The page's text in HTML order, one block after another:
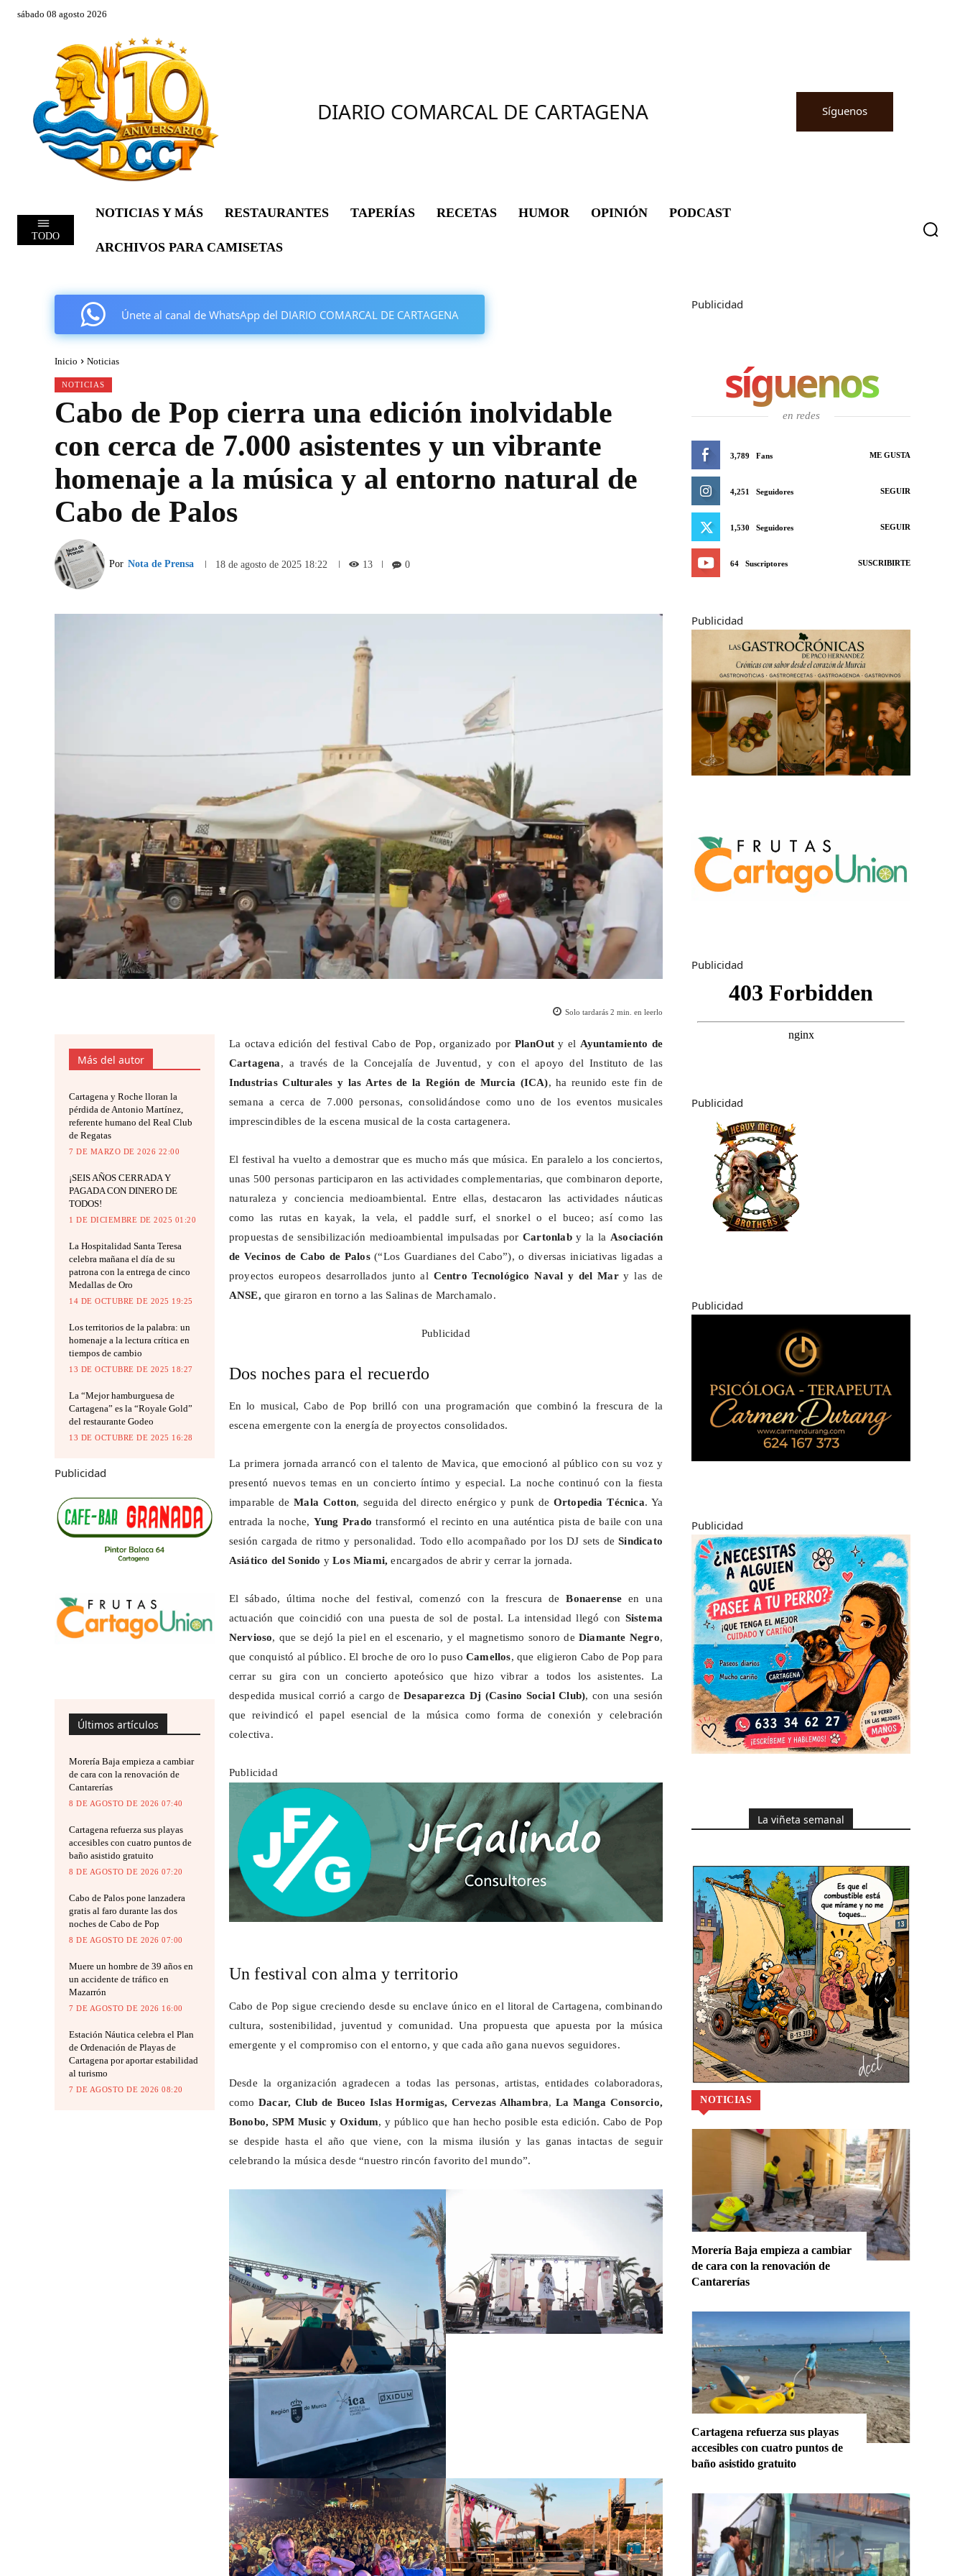
sábado 08 agosto 2026
DIARIO COMARCAL DE CARTAGENA Síguenos
TODO
NOTICIAS Y MÁS RESTAURANTES TAPERÍAS RECETAS HUMOR OPINIÓN PODCAST
ARCHIVOS PARA CAMISETAS
Únete al canal de WhatsApp del DIARIO COMARCAL DE CARTAGENA
Inicio Noticias
NOTICIAS
Cabo de Pop cierra una edición inolvidable
con cerca de 7.000 asistentes y un vibrante
homenaje a la música y al entorno natural de
Cabo de Palos
Por Nota de Prensa 18 de agosto de 2025 18:22 13 0
Solo tardarás2 min. en leerlo
Más del autor
Cartagena y Roche lloran la
pérdida de Antonio Martínez,
referente humano del Real Club
de Regatas
7 DE MARZO DE 2026 22:00
¡SEIS AÑOS CERRADA Y
PAGADA CON DINERO DE
TODOS!
1 DE DICIEMBRE DE 2025 01:20
La Hospitalidad Santa Teresa
celebra mañana el día de su
patrona con la entrega de cinco
Medallas de Oro
14 DE OCTUBRE DE 2025 19:25
Los territorios de la palabra: un
homenaje a la lectura crítica en
tiempos de cambio
13 DE OCTUBRE DE 2025 18:27
La “Mejor hamburguesa de
Cartagena” es la “Royale Gold”
del restaurante Godeo
13 DE OCTUBRE DE 2025 16:28
Publicidad
Últimos artículos
Morería Baja empieza a cambiar
de cara con la renovación de
Cantarerías
8 DE AGOSTO DE 2026 07:40
Cartagena refuerza sus playas
accesibles con cuatro puntos de
baño asistido gratuito
8 DE AGOSTO DE 2026 07:20
Cabo de Palos pone lanzadera
gratis al faro durante las dos
noches de Cabo de Pop
8 DE AGOSTO DE 2026 07:00
Muere un hombre de 39 años en
un accidente de tráfico en
Mazarrón
7 DE AGOSTO DE 2026 16:00
Estación Náutica celebra el Plan
de Ordenación de Playas de
Cartagena por aportar estabilidad
al turismo
7 DE AGOSTO DE 2026 08:20
La octava edición del festival Cabo de Pop, organizado por PlanOut y el Ayuntamiento de
Cartagena, a través de laConcejalía de Juventud, y con el apoyo del Instituto de las
Industrias Culturales y las Artes de la Región de Murcia (ICA), ha reunido este fin de
semana a cerca de 7.000 personas, consolidándose como uno de los eventos musicales
imprescindibles de la escena musical de la costa cartagenera.
El festival ha vuelto a demostrar que es mucho más que música. En paralelo a los conciertos,
unas 500 personas participaron en las actividades complementarias, que combinaron deporte,
naturaleza y conciencia medioambiental. Entre ellas, destacaron las actividades náuticas
como las rutas en kayak, la vela, el paddle surf, el snorkel o el buceo; así como las
propuestas de sensibilización medioambiental impulsadas por Cartonlaby lala Asociación
de Vecinos de Cabo de Palos(“Los Guardianes del Cabo”), o diversas iniciativas ligadas a
proyectos europeos desarrollados junto al Centro Tecnológico Naval y del Mary las de
ANSE,que giraron en torno a las Salinas de Marchamalo.
Publicidad
Dos noches para el recuerdo
En lo musical, Cabo de Pop brilló con una programación que combinó la frescura de la
escena emergente con la energía de proyectos consolidados.
La primera jornada arrancó con el talento de Mavica, que emocionó al público con su voz y
presentó nuevos temas en un concierto íntimo y especial. La noche continuó con la fiesta
imparable deMala Cotton, seguida del directo enérgico y punk de Ortopedia Técnica. Ya
entrada la noche, Yung Prado transformó el recinto en una auténtica pista de baile con una
sesión cargada de ritmo y personalidad. Todo ello acompañado por los DJ sets deSindicato
Asiático del Sonido yLos Miami, encargados de abrir y cerrar la jornada.
El sábado, última noche del festival, comenzó con la frescura deBonaerense en una
actuación que coincidió con una puesta de sol de postal. La intensidad llegó con Sistema
Nervioso, que se dejó la piel en el escenario, y el magnetismo sonoro de Diamante Negro,
que conquistó al público. El broche de oro lo puso Camellos, que eligieron Cabo de Pop para
cerrar su gira con un concierto apoteósico que hizo vibrar a todos los asistentes. La
despedida musical corrió a cargo deDesaparezca Dj (Casino Social Club), con una sesión
que reivindicó el papel esencial de la música como forma de conexión y celebración
colectiva.
Publicidad
Un festival con alma y territorio
Cabo de Pop sigue creciendo desde su enclave único en el litoral de Cartagena, combinando
cultura, sostenibilidad, juventud y comunidad. Una propuesta que apuesta por la música
emergente y el compromiso con el entorno, y que cada año gana nuevos seguidores.
Desde la organización agradecen a todas las personas, artistas, entidades colaboradoras,
como Dacar, Club de Buceo Islas Hormigas, Cervezas Alhambra, La Manga Consorcio,
Bonobo, SPM Music y Oxidum, y público que han hecho posible esta edición. Cabo de Pop
se despide hasta el año que viene, con la misma ilusión y las ganas intactas de seguir
celebrando la música desde “nuestro rincón favorito del mundo”.
Publicidad
síguenos
en redes
3,789 Fans ME GUSTA
4,251 Seguidores SEGUIR
1,530 Seguidores SEGUIR
64 Suscriptores SUSCRIBIRTE
Publicidad
Publicidad
Publicidad
Publicidad
Publicidad
La viñeta semanal
NOTICIAS
Morería Baja empieza a cambiar
de cara con la renovación de
Cantarerías
Cartagena refuerza sus playas
accesibles con cuatro puntos de
baño asistido gratuito